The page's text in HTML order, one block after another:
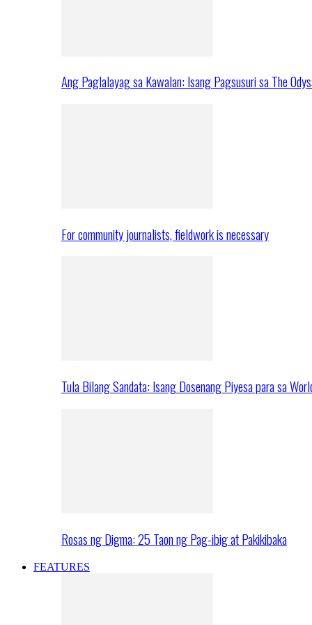
Ang Paglalayag sa Kawalan: Isang Pagsusuri sa The
For community journalists, fieldwork is necessary
Tula Bilang Sandata: Isang Dosenang Piyesa para sa
Rosas ng Digma: 25 Taon ng Pag-ibig at Pakikibaka
FEATURES